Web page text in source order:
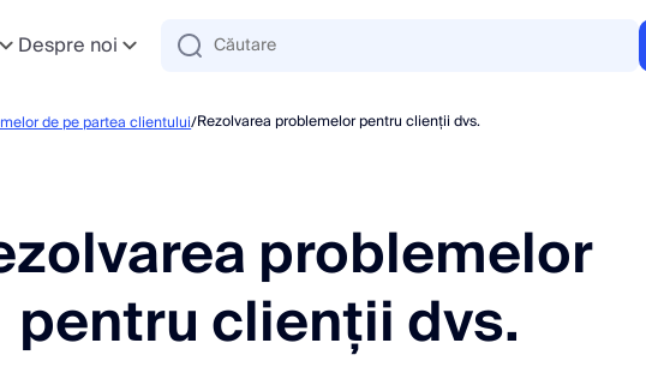
Despre noi
de pe partea clientului/Rezolvarea problemelor pentru clienții dvs.
problemelor
pentru clienții dvs.